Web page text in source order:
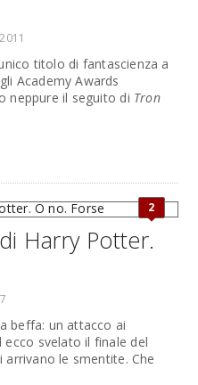
titolo di fantascienza a
Academy Awards
neppure il seguito di Tron
2
Harry Potter.
beffa: un attacco ai
svelato il finale del
le smentite. Che